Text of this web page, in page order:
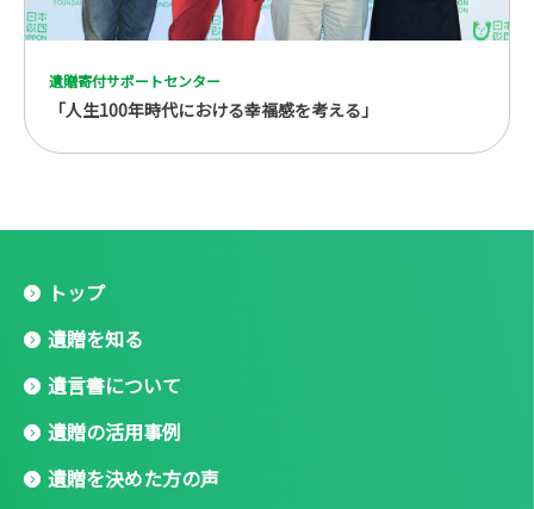
遺贈寄付サポートセンター
「人生100年時代における幸福感を考える」
トップ
遺贈を知る
遺言書について
遺贈の活用事例
遺贈を決めた方の声